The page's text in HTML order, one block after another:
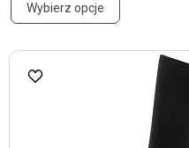
Wybierz opcje